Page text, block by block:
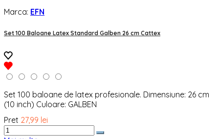
Marca: EFN
Set 100 Baloane Latex Standard Galben 26 cm Cattex
Set 100 baloane de latex profesionale. Dimensiune: 26 cm
(10 inch) Culoare: GALBEN
Pret 27,99 lei